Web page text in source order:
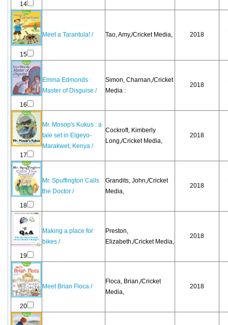
14
15
Meet a Tarantula! / Tao, Amy,/Cricket Media, 2018
16
Emma Edmonds :
Master of Disguise /
Simon, Charnan,/Cricket
Media :
2018
17
Mr. Mosop's Kukus : a
tale set in Elgeyo-
Marakwet, Kenya /
Cockroft, Kimberly
Long,/Cricket Media,
2018
18
Mr. Spuffington Calls
the Doctor /
Grandits, John,/Cricket
Media,
2018
19
Making a place for
bikes /
Preston,
Elizabeth,/Cricket Media,
2018
20
Meet Brian Floca /
Floca, Brian,/Cricket
Media,
2018